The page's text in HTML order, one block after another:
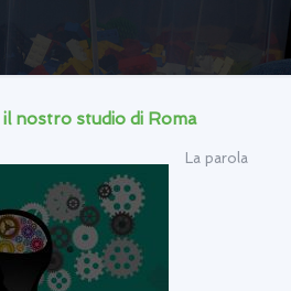
nostro studio di Roma
La parola